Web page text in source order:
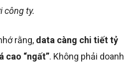
công ty.
rằng, data càng chi tiết tỷ
cao “ngất”. Không phải doanh